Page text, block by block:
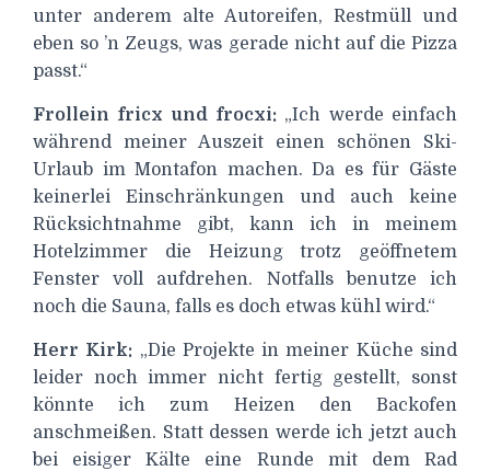
unter anderem alte Autoreifen, Restmüll und
eben so ’n Zeugs, was gerade nicht auf die Pizza
passt.“
Frollein fricx und frocxi: „Ich werde einfach
während meiner Auszeit einen schönen Ski-
Urlaub im Montafon machen. Da es für Gäste
keinerlei Einschränkungen und auch keine
Rücksichtnahme gibt, kann ich in meinem
Hotelzimmer die Heizung trotz geöffnetem
Fenster voll aufdrehen. Notfalls benutze ich
noch die Sauna, falls es doch etwas kühl wird.“
Herr Kirk: „Die Projekte in meiner Küche sind
leider noch immer nicht fertig gestellt, sonst
könnte ich zum Heizen den Backofen
anschmeißen. Statt dessen werde ich jetzt auch
bei eisiger Kälte eine Runde mit dem Rad